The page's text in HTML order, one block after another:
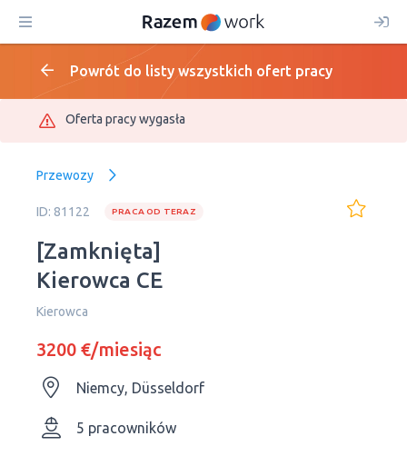
Powrót do listy wszystkich ofert pracy
Oferta pracy wygasła
Przewozy
ID: 81122 PRACA OD TERAZ
[Zamknięta]
Kierowca CE
Kierowca
3200 €/miesiąc
Niemcy, Düsseldorf
5 pracowników